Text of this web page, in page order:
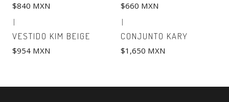
$840 MXN $660 MXN
|
VESTIDO KIM BEIGE
$954 MXN
|
CONJUNTO KARY
$1,650 MXN